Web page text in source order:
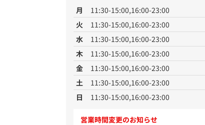
月
11:30-15:00,16:00-23:00
火
11:30-15:00,16:00-23:00
水
11:30-15:00,16:00-23:00
木
11:30-15:00,16:00-23:00
金
11:30-15:00,16:00-23:00
土
11:30-15:00,16:00-23:00
日
11:30-15:00,16:00-23:00
営業時間変更のお知らせ